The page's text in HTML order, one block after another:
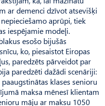
ar demenci dzīvot atsevišķi
aprūpi, tiek
iespējamie modeļi.
esošo bijušās
ko, piesaistot Eiropas
paredzēts pārveidot par
paredzēti dažādi scenāriji:
klases senioru
maksa mēnesī klientam
māju ar maksu 1050